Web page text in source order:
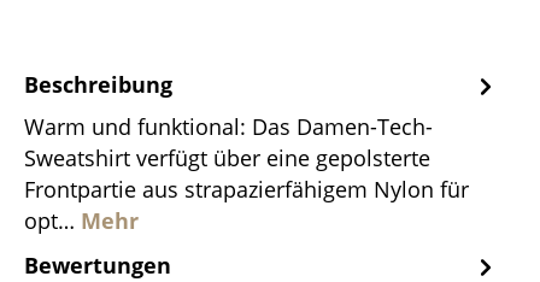
Beschreibung
Warm und funktional: Das Damen-Tech-
Sweatshirt verfügt über eine gepolsterte
Frontpartie aus strapazierfähigem Nylon für
opt… Mehr
Bewertungen